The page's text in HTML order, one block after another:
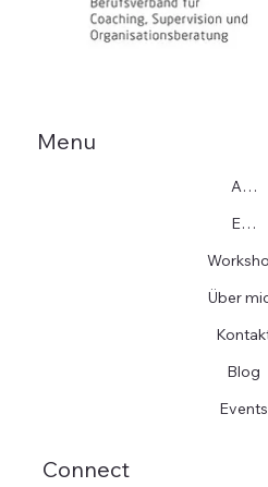
Menu
Adoption
Einzelcoaching
Über
Blog
Events
Connect